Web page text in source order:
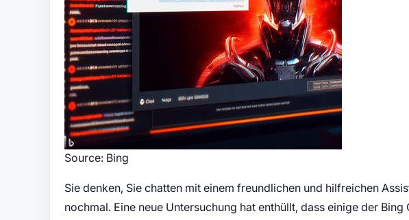
Source: Bing
Sie denken, Sie chatten mit einem freundlichen und hilfreichen
nochmal. Eine neue Untersuchung hat enthüllt, dass einige der